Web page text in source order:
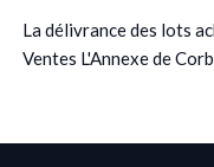
La délivrance des lots
Ventes L'Annexe de